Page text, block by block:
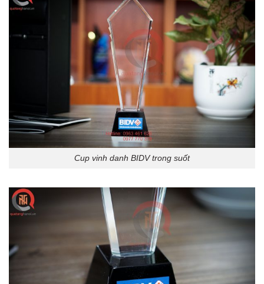
Cup vinh danh BIDV trong suốt